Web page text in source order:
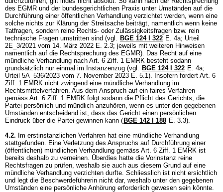
des EGMR und der bundesgerichtlichen Praxis unter Umständen auf die
Durchführung einer öffentlichen Verhandlung verzichtet werden, wenn eine
solche nichts zur Klärung der Streitsache beiträgt, namentlich wenn keine
Tatfragen, sondern reine Rechts- oder Zulässigkeitsfragen bzw. rein
technische Fragen umstritten sind (vgl. BGE 124 I 322 E. 4a; Urteil
2E_3/2021 vom 14. März 2022 E. 2.3; jeweils mit weiteren Hinweisen
namentlich auf die Rechtsprechung des EGMR). Das Recht auf eine
mündliche Verhandlung nach Art. 6 Ziff. 1 EMRK besteht sodann
grundsätzlich nur einmal im Instanzenzug (vgl. BGE 124 I 322 E. 4a;
Urteil 5A_536/2023 vom 7. November 2023 E. 5.1). Insofern fordert Art. 6
Ziff. 1 EMRK nicht zwingend eine mündliche Verhandlung im
Rechtsmittelverfahren. Aus dem Anspruch auf ein faires Verfahren
gemäss Art. 6 Ziff. 1 EMRK folgt sodann die Pflicht des Gerichts, die
Partei persönlich und mündlich anzuhören, wenn es unter den gegebenen
Umständen entscheidend ist, dass das Gericht einen persönlichen
Eindruck über die Partei gewinnen kann ( BGE 142 I 188 E. 3.3).
4.2. Im erstinstanzlichen Verfahren hat eine mündliche Verhandlung
stattgefunden. Eine Verletzung des Anspruchs auf Durchführung einer
(öffentlichen) mündlichen Verhandlung gemäss Art. 6 Ziff. 1 EMRK ist
bereits deshalb zu verneinen. Überdies hatte die Vorinstanz reine
Rechtsfragen zu prüfen, weshalb sie auch aus diesem Grund auf eine
mündliche Verhandlung verzichten durfte. Schliesslich ist nicht ersichtlich
und legt die Beschwerdeführerin nicht dar, weshalb unter den gegebenen
Umständen eine persönliche Anhörung erforderlich gewesen sein könnte.